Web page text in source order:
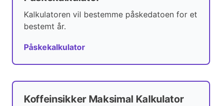
Kalkulatoren vil bestemme påskedatoen for et
bestemt år.
Påskekalkulator
Koffeinsikker Maksimal Kalkulator